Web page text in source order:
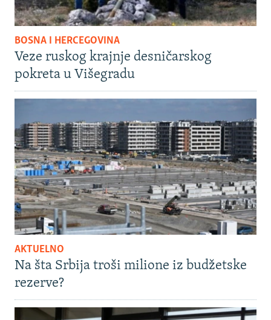
BOSNA I HERCEGOVINA
Veze ruskog krajnje desničarskog
pokreta u Višegradu
AKTUELNO
Na šta Srbija troši milione iz budžetske
rezerve?